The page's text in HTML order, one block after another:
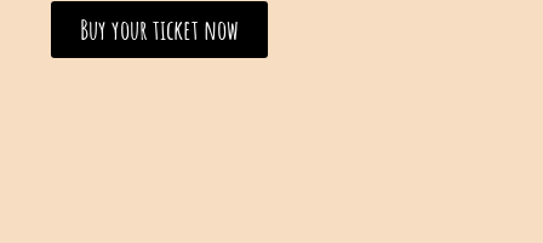
Buy your ticket now